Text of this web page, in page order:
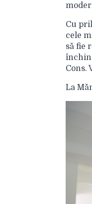
Cu
cele
să fie
Cons.
La